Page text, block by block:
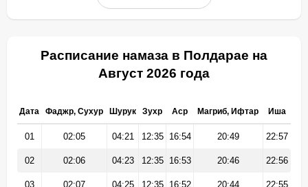
Расписание намаза в Полдарае на
Август 2026 года
Дата Фаджр, Сухур Шурук Зухр Аср Магриб, Ифтар Иша
01 02:05 04:21 12:35 16:54 20:49 22:57
02 02:06 04:23 12:35 16:53 20:46 22:56
03 02:07 04:25 12:35 16:52 20:44 22:55